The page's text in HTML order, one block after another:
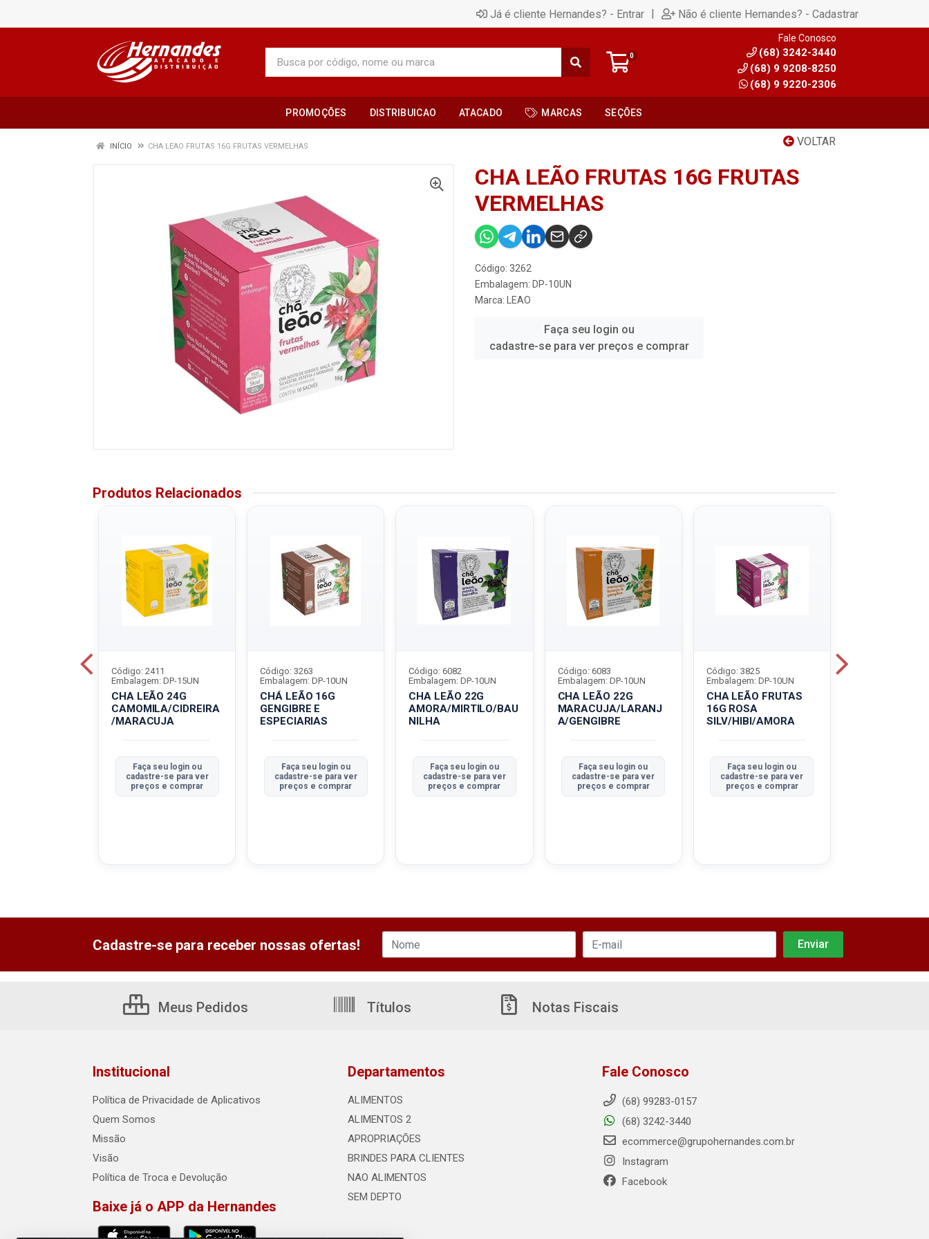
Já é cliente Hernandes? - Entrar | Não é cliente Hernandes? - Cadastrar
0
Fale Conosco
(68) 3242-3440
(68) 9 9208-8250
(68) 9 9220-2306
PROMOÇÕES DISTRIBUICAO ATACADO MARCAS SEÇÕES
VOLTAR
INÍCIO CHA LEAO FRUTAS 16G FRUTAS VERMELHAS
CHA LEÃO FRUTAS 16G FRUTAS
VERMELHAS
Código: 3262
Embalagem: DP-10UN
Marca:
LEAO
Faça seu login ou
cadastre-se para ver preços e comprar
Produtos Relacionados
CHA LEÃO 24G
CAMOMILA/CIDREIRA
/MARACUJA
Código: 2411
Embalagem: DP-15UN
Faça seu login ou
cadastre-se para ver
preços e comprar
CHÁ LEÃO 16G
GENGIBRE E
ESPECIARIAS
Código: 3263
Embalagem: DP-10UN
Faça seu login ou
cadastre-se para ver
preços e comprar
CHA LEÃO 22G
AMORA/MIRTILO/BAU
NILHA
Código: 6082
Embalagem: DP-10UN
Faça seu login ou
cadastre-se para ver
preços e comprar
CHA LEÃO 22G
MARACUJA/LARANJ
A/GENGIBRE
Código: 6083
Embalagem: DP-10UN
Faça seu login ou
cadastre-se para ver
preços e comprar
CHA LEÃO FRUTAS
16G ROSA
SILV/HIBI/AMORA
Código: 3825
Embalagem: DP-10UN
Faça seu login ou
cadastre-se para ver
preços e comprar
Cadastre-se para receber nossas ofertas!
Meus Pedidos Títulos Notas Fiscais
Institucional
Política de Privacidade de Aplicativos
Quem Somos
Missão
Visão
Política de Troca e Devolução
Baixe já o APP da Hernandes
Departamentos
ALIMENTOS
ALIMENTOS 2
APROPRIAÇÕES
BRINDES PARA CLIENTES
NAO ALIMENTOS
SEM DEPTO
Fale Conosco
(68) 99283-0157
(68) 3242-3440
ecommerce@grupohernandes.com.br
Instagram
Facebook